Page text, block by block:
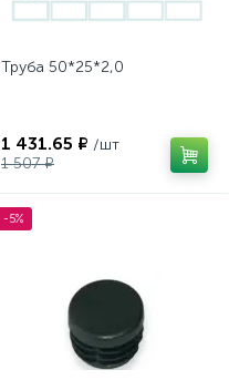
Труба 50*25*2,0
1 431.65 ₽ /шт
1 507 ₽
-5%